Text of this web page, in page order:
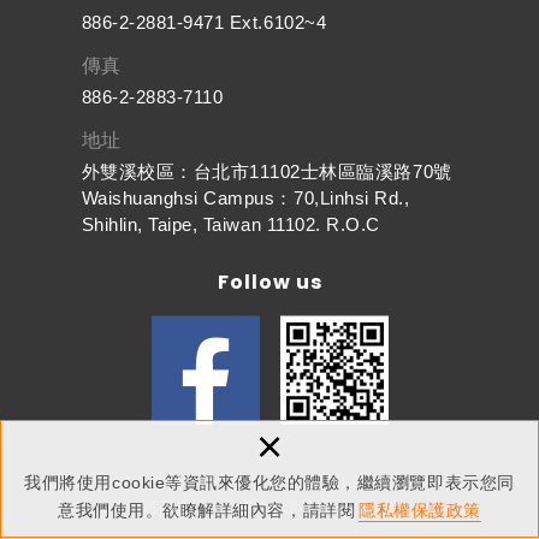
我們將使用cookie等資訊來優化您的體驗，繼續瀏覽即表示您同
意我們使用。欲瞭解詳細內容，請詳閱 隱私權保護政策
×
886-2-2881-9471 Ext.6102~4
傳真
886-2-2883-7110
地址
外雙溪校區：台北市11102士林區臨溪路70號
Waishuanghsi Campus：70,Linhsi Rd.,
Shihlin, Taipe, Taiwan 11102. R.O.C
Follow us
Copyright © 東吳大學人文社會學院 All Rights Reserved.
網頁設計：新視野 隱私權保護政策